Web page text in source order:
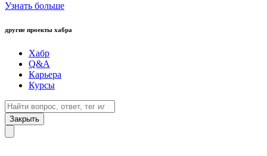
Узнать больше
другие проекты хабра
Хабр
Q&A
Карьера
Курсы
Закрыть